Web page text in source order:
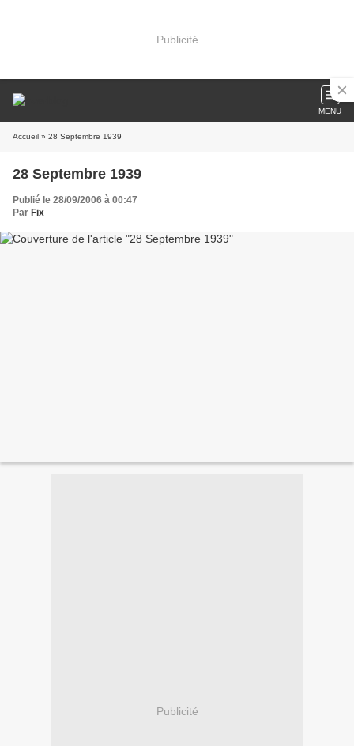
Publicité
MENU
Accueil » 28 Septembre 1939
28 Septembre 1939
Publié le 28/09/2006 à 00:47
Par Fix
Publicité